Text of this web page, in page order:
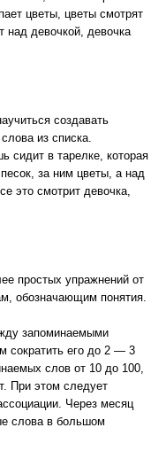
цветы, цветы смотрят
над девочкой, девочка
создавать
из списка.
сидит в тарелке, которая
за ним цветы, а над
это смотрит девочка,
простых упражнений от
обозначающим понятия.
запоминаемыми
сократить его до 2 — 3
слов от 10 до 100,
При этом следует
Через месяц
слова в большом